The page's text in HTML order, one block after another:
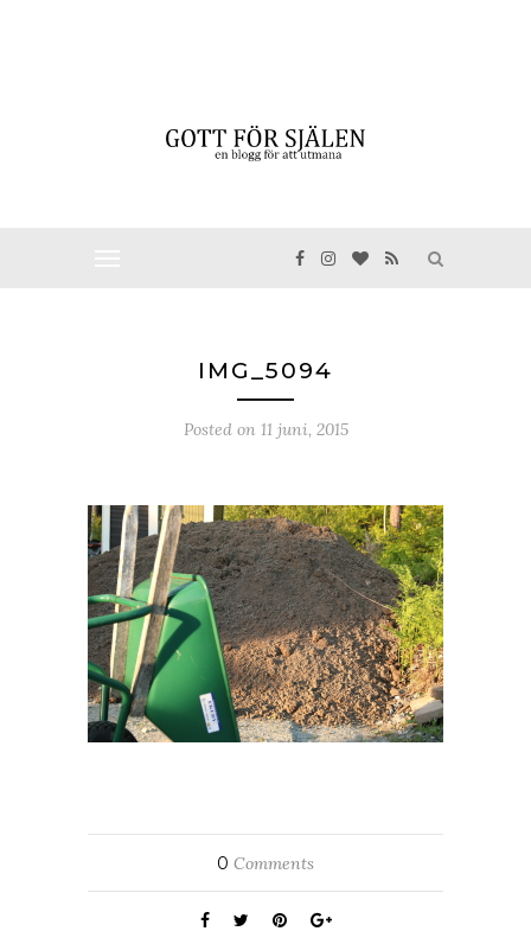
IMG_5094
Posted on 11 juni, 2015
0 Comments